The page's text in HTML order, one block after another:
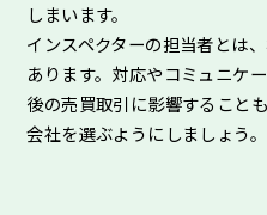
しまいます。
インスペクターの担当者とは
あります。対応やコミュニケ
後の売買取引に影響すること
会社を選ぶようにしましょう。